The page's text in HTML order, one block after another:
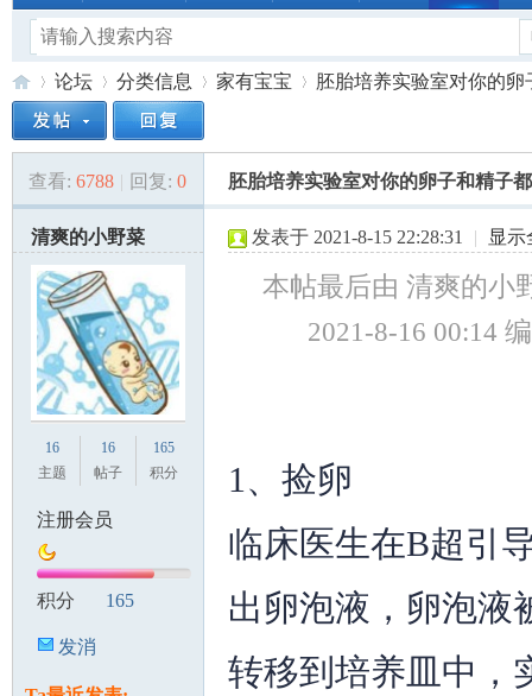
美»
论坛
›
分类信息 家有宝宝
›
胚胎培养实验室对你的
查看: 6788 | 回复: 0 胚胎培养实验室对你的卵子和精子
清爽的小野菜
16
主题
16
帖子
165
积分
注册会员
积分 165
发消
发表于 2021-8-15 22:28:31 | 显示
本帖最后由 清爽的小
2021-8-16 00:14
1、捡卵
临床医生在B超引
出卵泡液，卵泡液
转移到培养皿中，